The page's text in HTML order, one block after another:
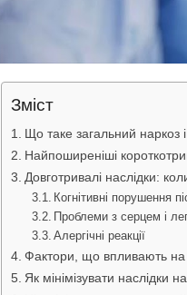
Зміст
Що таке загальний наркоз
Найпоширеніші
Довготривалі наслідки:
Когнітивні порушення
Проблеми з серцем і
Алергічні реакції
Фактори, що впливають на
Як мінімізувати наслідки